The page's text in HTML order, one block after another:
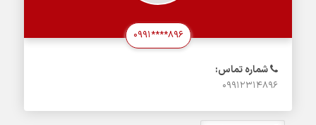
0991****896
شماره تماس:
09912314896